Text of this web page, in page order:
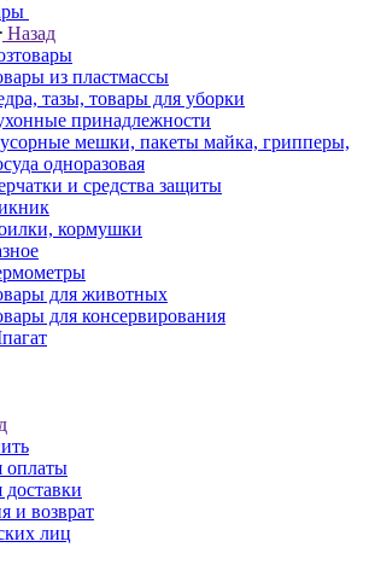
Назад
из пластмассы
тазы, товары для уборки
принадлежности
мешки, пакеты майка, грипперы,
одноразовая
и средства защиты
кормушки
для животных
для консервирования
оплаты
доставки
и возврат
лиц